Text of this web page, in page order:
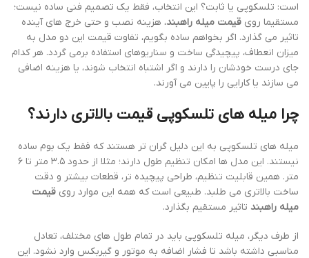
است: تلسکوپی یا ثابت؟ این انتخاب، فقط یک تصمیم فنی ساده نیست؛
مستقیما روی قیمت میله راهبند، هزینه نصب و حتی خرج های آینده
تاثیر می گذارد. اگر بخواهم ساده بگویم، تفاوت قیمت این دو مدل به
میزان انعطاف، پیچیدگی ساخت و سناریوهای استفاده برمی گردد. هر کدام
جای درست خودشان را دارند و اگر اشتباه انتخاب شوند، یا هزینه اضافی
می سازند یا کارایی را پایین می آورند.
چرا میله های تلسکوپی قیمت بالاتری دارند؟
میله های تلسکوپی به این دلیل گران تر هستند که فقط یک بوم ساده
نیستند. این مدل ها امکان تنظیم طول دارند؛ مثلا از حدود ۳.۵ متر تا ۶
متر. همین قابلیت تنظیم، طراحی پیچیده تر، قطعات بیشتر و دقت
ساخت بالاتری می طلبد. طبیعی است که همه این موارد روی قیمت
میله راهبند تاثیر مستقیم بگذارد.
از طرف دیگر، میله تلسکوپی باید در تمام طول های مختلف، تعادل
مناسبی داشته باشد تا فشار اضافه به موتور و گیربکس وارد نشود. این